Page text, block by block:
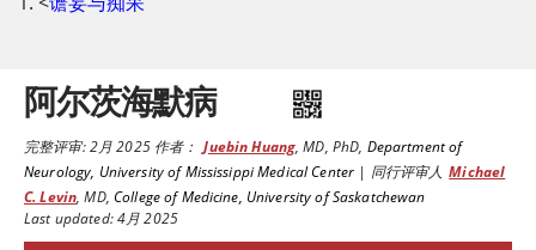
阿尔茨海默病
完整评审:2月 2025作者： Juebin Huang,MD, PhD, Department of
Neurology, University of Mississippi Medical Center | 同行评审人 Michael
C. Levin,MD, College of Medicine, University of Saskatchewan
Last updated: 4月 2025